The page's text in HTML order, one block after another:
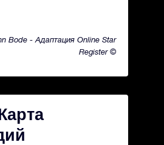
Bode - Адаптация Online Star
Register ©